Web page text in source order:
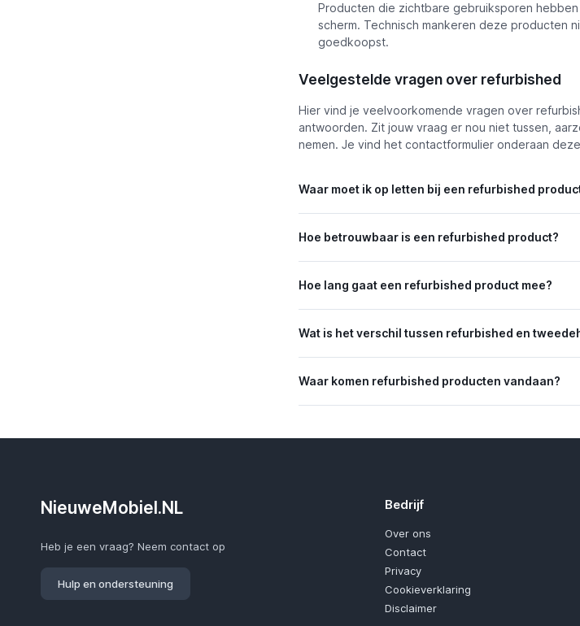
Producten die zichtbare gebruiksporen
scherm. Technisch mankeren deze producten
goedkoopst.
Veelgestelde vragen over refurbished
Hier vind je veelvoorkomende vragen over
antwoorden. Zit jouw vraag er nou niet tussen,
nemen. Je vind het contactformulier onderaan
Waar moet ik op letten bij een refurbished
Hoe betrouwbaar is een refurbished product?
Hoe lang gaat een refurbished product mee?
Wat is het verschil tussen refurbished en
Waar komen refurbished producten vandaan?
NieuweMobiel.NL
Heb je een vraag? Neem contact op
Hulp en ondersteuning
Bedrijf
Over ons
Contact
Privacy
Cookieverklaring
Disclaimer